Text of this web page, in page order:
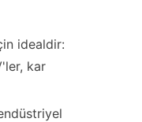
idealdir:
kar